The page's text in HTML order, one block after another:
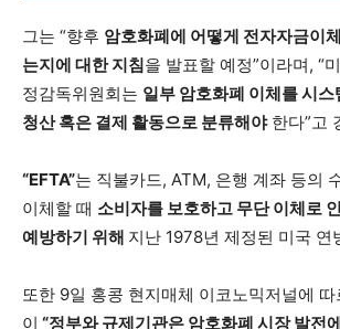
그는 “향후 암호화폐에 어떻게 전자자금이
는지에 대한 지침을 발표할 예정”이라며, “
정감독위원회는 일부 암호화폐 이체를 시스
청산 혹은 결제 활동으로 분류해야한다”고
“EFTA”는 직불카드, ATM, 은행 계좌 등의
이체할 때 소비자를 보호하고 무단 이체로
예방하기 위해 지난 1978년 제정된 미국 연
또한 9일 홍콩 현지매체 이코노믹저널에
이 “정부와 규제기관은 암호화폐 시장 발전